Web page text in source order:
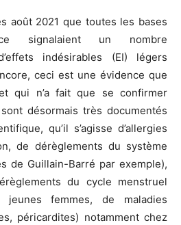
août 2021 que toutes les bases
signalaient un nombre
indésirables (EI) légers
ceci est une évidence que
qui n’a fait que se confirmer
désormais très documentés
qu’il s’agisse d’allergies
de dérèglements du système
de Guillain-Barré par exemple),
du cycle menstruel
jeunes femmes, de maladies
péricardites) notamment chez